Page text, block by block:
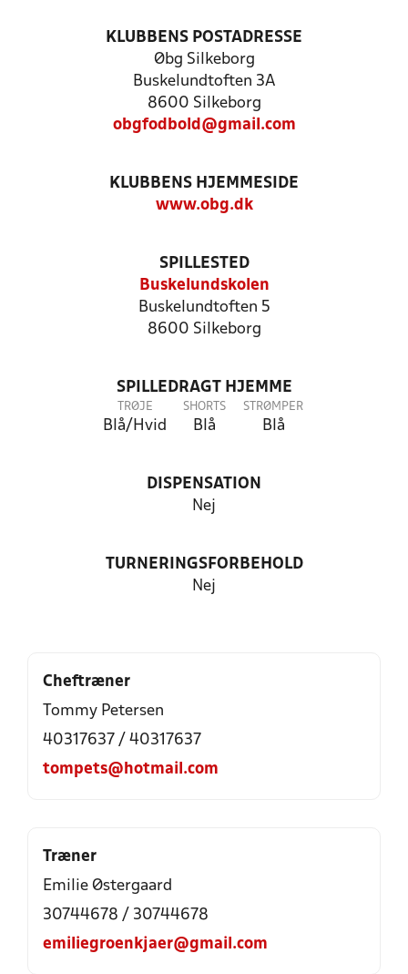
KLUBBENS POSTADRESSE
Øbg Silkeborg
Buskelundtoften 3A
8600 Silkeborg
obgfodbold@gmail.com
KLUBBENS HJEMMESIDE
www.obg.dk
SPILLESTED
Buskelundskolen
Buskelundtoften 5
8600 Silkeborg
SPILLEDRAGT HJEMME
TRØJE
Blå/Hvid
SHORTS
Blå
STRØMPER
Blå
DISPENSATION
Nej
TURNERINGSFORBEHOLD
Nej
Cheftræner
Tommy Petersen
40317637 / 40317637
tompets@hotmail.com
Træner
Emilie Østergaard
30744678 / 30744678
emiliegroenkjaer@gmail.com